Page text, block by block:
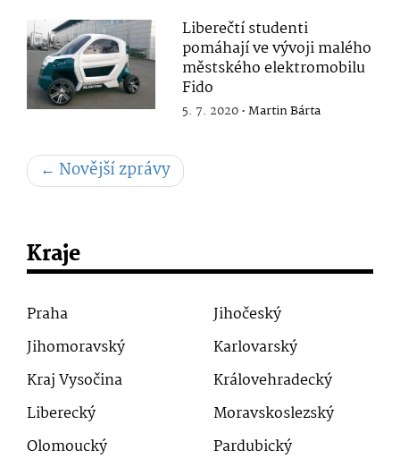
Liberečtí studenti
pomáhají ve vývoji malého
městského elektromobilu
Fido
5. 7. 2020 •Martin Bárta
← Novější zprávy
Kraje
Praha
Jihočeský
Jihomoravský
Karlovarský
Kraj Vysočina
Královehradecký
Liberecký
Moravskoslezský
Olomoucký
Pardubický